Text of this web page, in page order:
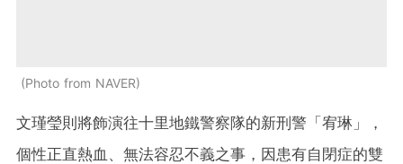
Photo from NAVER
文瑾瑩則將飾演往十里地鐵警察隊的新刑警「宥琳」，
個性正直熱血、無法容忍不義之事，因患有自閉症的雙